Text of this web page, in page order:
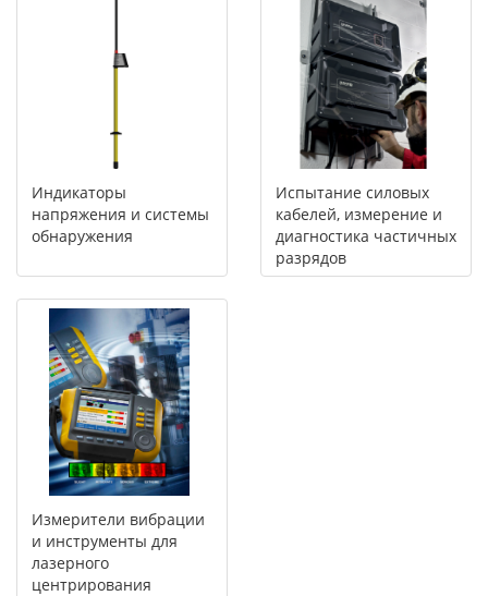
Индикаторы
напряжения и системы
обнаружения
Испытание силовых
кабелей, измерение и
диагностика частичных
разрядов
Измерители вибрации
и инструменты для
лазерного
центрирования